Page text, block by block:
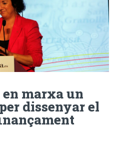
en marxa un
dissenyar el